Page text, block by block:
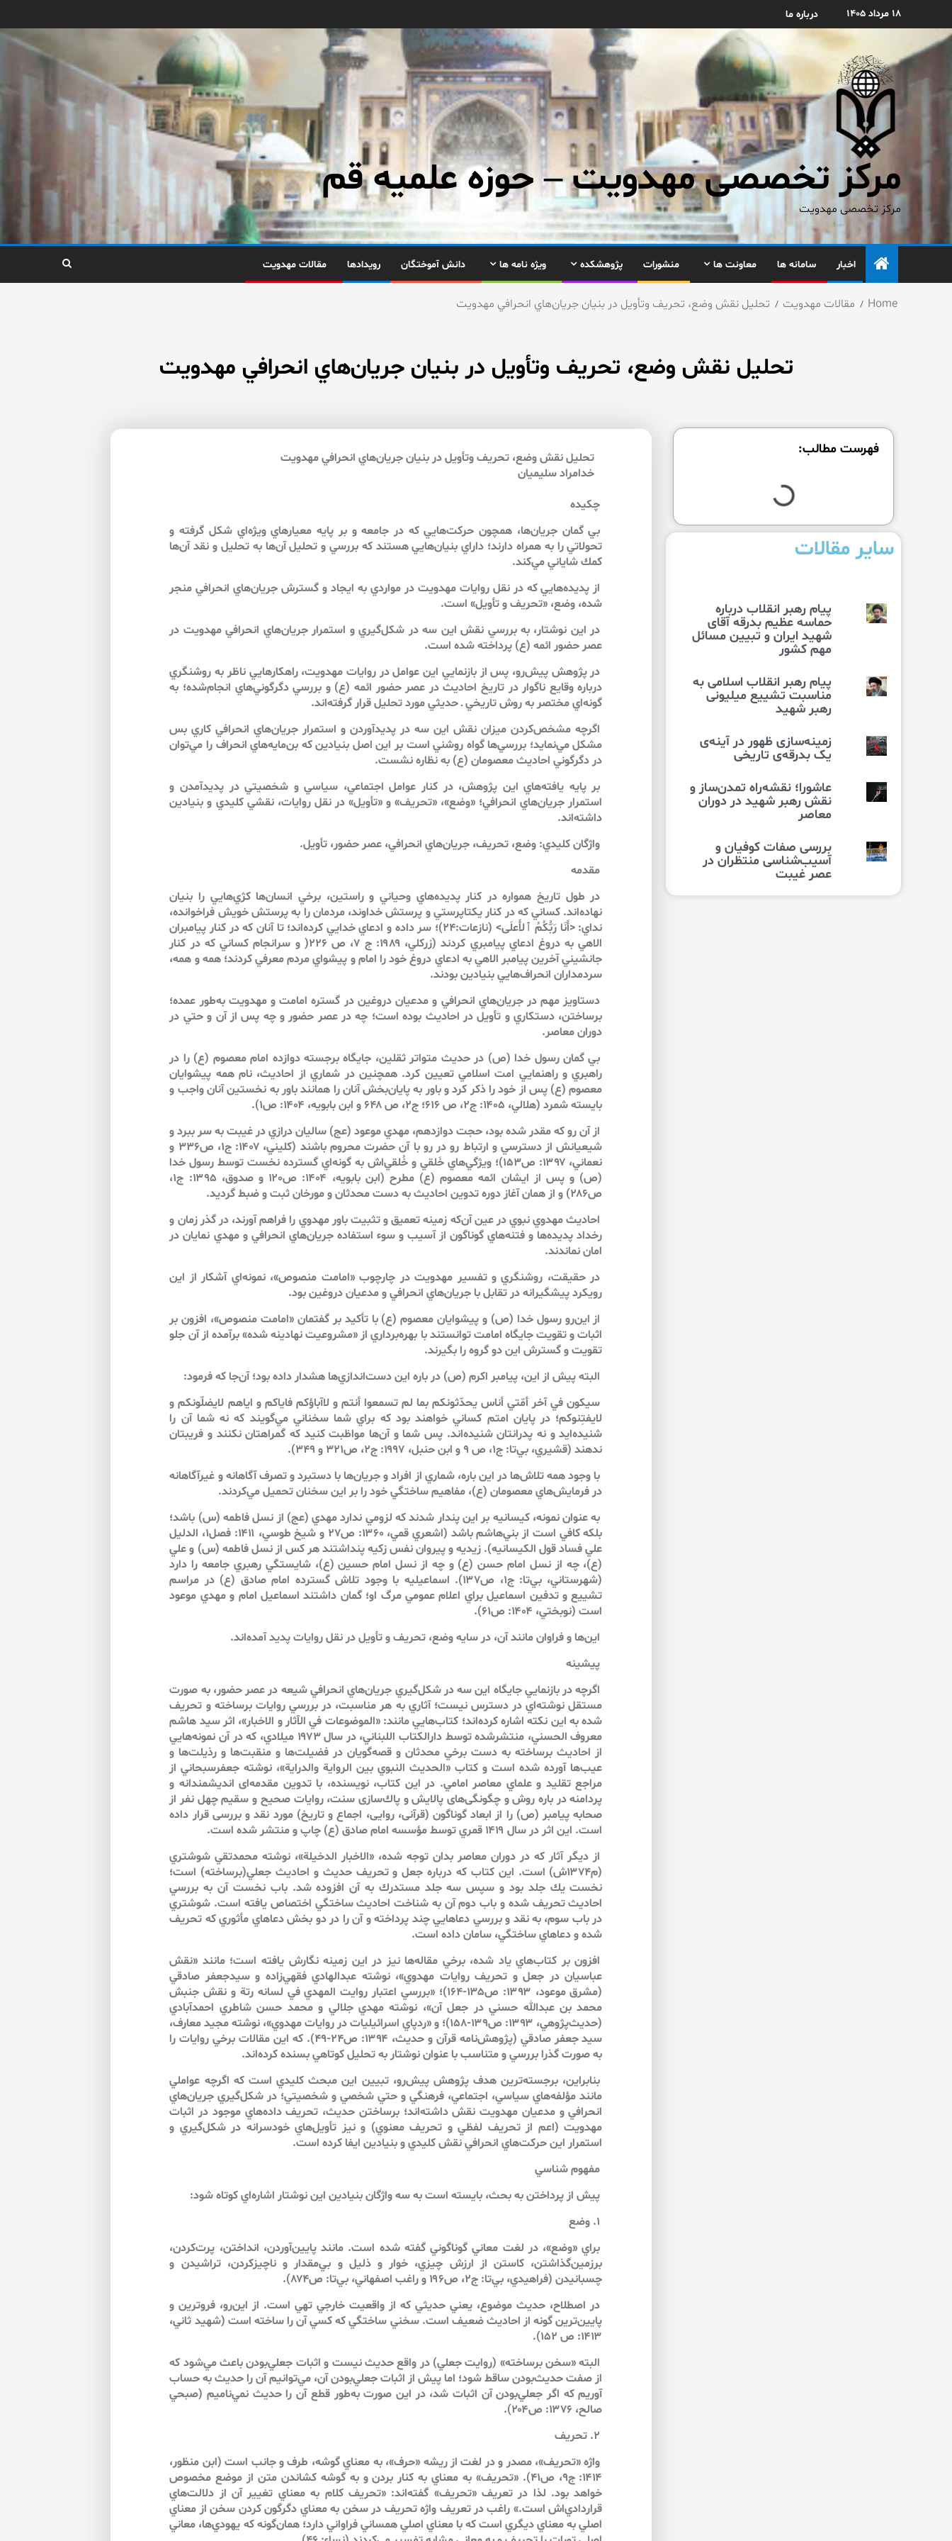
۱۸ مرداد ۱۴۰۵ درباره ما
مرکز تخصصی مهدویت – حوزه علمیه قم
مرکز تخصصی مهدویت
اخبار سامانه ها معاونت ها منشورات پژوهشکده ویژه نامه ها دانش آموختگان رویدادها مقالات مهدویت
Home مقالات مهدویت تحليل نقش وضع، تحريف وتأويل در بنيان جريان‌هاي انحرافي مهدويت
تحليل نقش وضع، تحريف وتأويل در بنيان جريان‌هاي انحرافي مهدويت
فهرست مطالب:
سایر مقالات
پیام رهبر انقلاب درباره
حماسه عظیم بدرقه آقای
شهید ایران و تبیین مسائل
مهم کشور
پیام رهبر انقلاب اسلامی به
مناسبت تشییع میلیونی
رهبر شهید
زمینه‌سازی ظهور در آینه‌ی
یک بدرقه‌ی تاریخی
عاشورا؛ نقشه‌راه تمدن‌ساز و
نقش رهبر شهید در دوران
معاصر
بررسی صفات کوفیان و
آسیب‌شناسی منتظران در
عصر غیبت
تحليل نقش وضع، تحريف وتأويل در بنيان جريان‌هاي انحرافي مهدويت
خدامراد سليميان
چكيده
بي گمان جريان‌ها،‌ همچون حركت‌هايي كه در جامعه و بر پايه معيارهاي ويژه‌اي شكل گرفته و
تحولاتي را به همراه دارند؛ داراي بنيان‌هايي هستند كه بررسي و تحليل آن‌ها به تحليل و نقد آن‌ها
كمك شاياني مي‌كند.
از پديده‌هايي كه در نقل روايات مهدويت در مواردي به ايجاد و گسترش جريان‌هاي انحرافي منجر
شده، وضع، «تحريف و تأويل» است.
در اين نوشتار، به بررسي نقش اين سه در شكل‌‌گيري و استمرار جريان‌هاي انحرافي مهدويت در
عصر حضور ائمه (ع) پرداخته شده است.
در پژوهش پيش‌رو، پس از بازنمايي اين عوامل در روايات مهدويت، راهكارهايي ناظر به روشنگري
درباره وقايع ناگوار در تاريخ احاديث در عصر حضور ائمه (ع) و بررسي دگرگوني‌هاي انجام‌شده؛ به
گونه‌اي مختصر به روش تاريخي ـ حديثي مورد تحليل قرار گرفته‌اند.
اگرچه مشخص‌كردن ميزان نقش اين سه در پديدآوردن و استمرار جريان‌هاي انحرافي كاري بس
مشكل مي‌نمايد؛ بررسي‌ها گواه روشني است بر اين اصل بنيادين كه بن‌مايه‌هاي انحراف را مي‌توان
در دگرگوني احاديث معصومان (ع) به نظاره نشست.
بر پايه يافته‌هاي اين پژوهش، در كنار عوامل اجتماعي، سياسي و شخصيتي در پديدآمدن و
استمرار جريان‌هاي انحرافي؛ «وضع»، «تحريف» و «تأويل» در نقل روايات، نقشي كليدي و بنيادين
داشته‌اند.
واژگان كليدي: وضع، تحريف، جريان‌هاي انحرافي، عصر حضور، تأويل.
مقدمه
در طول تاريخ همواره در كنار پديده‌هاي وحياني و راستين، برخي انسان‌ها كژي‌هايي را بنيان
نهاده‌اند. كساني كه در كنار يكتاپرستي و پرستش خداوند، مردمان را به پرستش خويش فراخوانده،
نداي: <أَنَا رَبُّكُمُ ٱلأَعلَى> (نازعات:۲۴)؛ سر داده و ادعاي خدايي كرده‌اند؛ تا آنان كه در كنار پيامبران
الاهي به دروغ ادعاي پيامبري كردند (زركلي، ۱۹۸۹: ج ۷، ص ۲۲۶( و سرانجام كساني كه در كنار
جانشيني آخرين پيامبر الاهي به ادعاي دروغ خود را امام و پيشواي مردم معرفي كردند؛ همه و همه،
سردمداران انحراف‌هايي بنيادين بودند.
دستاويز مهم در جريان‌هاي انحرافي و مدعيان دروغين در گستره امامت و مهدويت به‌طور عمده؛
برساختن، دستكاري و تأويل در احاديث بوده است؛ چه در عصر حضور و چه پس از آن و حتي در
دوران معاصر.
بي گمان رسول خدا (ص) در حديث متواتر ثقلين، جايگاه برجسته دوازده امام معصوم (ع) را در
راهبري و راهنمايي امت اسلامي تعيين كرد. همچنين در شماري از احاديث، نام همه پيشوايان
معصوم (ع) پس از خود را ذكر كرد و باور به پايان‌بخش آنان را همانند باور به نخستين آنان واجب و
بايسته شمرد (هلالي، ۱۴۰۵: ج۲، ص ۶۱۶؛ ج۲، ص ۶۴۸ و ابن بابويه، ۱۴۰۴: ص۱).
از آن رو كه مقدر شده بود، حجت دوازدهم، مهدي موعود (عج) ساليان درازي در غيبت به سر ببرد و
شيعيانش از دسترسي و ارتباط رو در رو با آن حضرت محروم باشند (كليني، ۱۴۰۷: ج۱، ص۳۳۶ و
نعماني، ۱۳۹۷: ص۱۵۳)؛ ويژگي‌هاي خَلقي و خُلقي‌اش به گونه‌اي گسترده نخست توسط رسول خدا
(ص) و پس از ايشان ائمه معصوم (ع) مطرح (ابن بابويه، ۱۴۰۴: ص۱۲۰ و صدوق، ۱۳۹۵: ج۱،
ص۲۸۶) و از همان آغاز دوره تدوين احاديث به دست محدثان و مورخان ثبت و ضبط گرديد.
احاديث مهدوي نبوي در عين آن‌كه زمينه تعميق و تثبيت باور مهدوي را فراهم آورند، در گذر زمان و
رخداد پديده‌ها و فتنه‌هاي گوناگون از آسيب و سوء ‌استفاده جريان‌هاي انحرافي و مهدي ‌نمايان در
امان نماندند.
در حقيقت، روشنگري و تفسير مهدويت در چارچوب «امامت منصوص»، نمونه‌اي آشكار از اين
رويكرد پيشگيرانه در تقابل با جريان‌هاي انحرافي و مدعيان دروغين بود.
از اين‌‌رو رسول خدا (ص) و پيشوايان معصوم (ع) با تأكيد بر گفتمان «امامت منصوص»، افزون بر
اثبات و تقويت جايگاه امامت توانستند با بهره‌برداري از «مشروعيت نهادينه شده» برآمده از آن جلو
تقويت و گسترش اين دو گروه را بگيرند.
البته پيش از اين، پيامبر اكرم (ص) در باره اين دست‌ا‌ندازي‌ها هشدار داده بود؛ آن‌جا كه فرمود:
سيكون في آخر أمّتي أناس يحدّثونكم بما‌ لم‌ تسمعوا‌ أنتم و لاآباؤكم فاياكم و اياهم لايضلّونكم و
لايفتِنوكم؛ در پايان امتم كساني‌ خواهند‌ بود كه براي شما سخناني مي‌گويند كه نه شما آن را
شنيده‌ايد و نه پدرانتان شنيده‌اند. پس شما‌ و آن‌ها مواظبت‌ كنيد كه گمراهتان نكنند و فريبتان
ندهند (قشيري، بي‌تا: ج۱، ص ۹ و ابن حنبل، ۱۹۹۷: ج۲، ص۳۲۱‌ و ۳۴۹‌).
با وجود همه تلاش‌ها در اين باره، شماري از افراد و جريان‌ها با دستبرد و تصرف آگاهانه و غيرآگاهانه
در فرمايش‌هاي معصومان (ع)، مفاهيم ساختگي خود را بر اين سخنان تحميل مي‌كردند.
به عنوان نمونه، كيسانيه بر اين پندار شدند كه لزومي ندارد مهدي (عج) از نسل فاطمه (س) باشد؛
بلكه كافي است از بني‌هاشم باشد (اشعري قمي، ۱۳۶۰: ص۲۷ و شيخ طوسي، ۱۴۱۱: فصل۱، الدليل
علي فساد قول الكيسانيه). زيديه و پيروان نفس زكيه پنداشتند هر كس از نسل فاطمه (س) و علي
(ع)، چه از نسل امام حسن (ع) و چه از نسل امام حسين (ع)، شايستگي رهبري جامعه را دارد
(شهرستاني، بي‌تا: ج۱، ص۱۳۷). اسماعيليه با وجود تلاش گسترده امام صادق (ع) در مراسم
تشييع و تدفين اسماعيل براي اعلام عمومي مرگ او؛ گمان داشتند اسماعيل امام و مهدي موعود
است (نوبختي، ۱۴۰۴: ص۶۱).
اين‌ها و فراوان مانند آن، در سايه وضع، تحريف و تأويل در نقل روايات پديد آمده‌اند.
پيشينه
اگرچه در بازنمايي جايگاه اين سه در شكل‌گيري جريان‌هاي انحرافي شيعه در عصر حضور، به صورت
مستقل نوشته‌اي در دسترس نيست؛ آثاري به هر مناسبت، در بررسي روايات برساخته و تحريف
شده به اين نكته اشاره كرده‌اند؛ كتاب‌هايي مانند: «الموضوعات في الآثار و الاخبار»، اثر سيد هاشم
معروف‌ الحسني، منتشرشده توسط دارالكتاب اللبناني، در سال ۱۹۷۳ ميلادي، كه در آن نمونه‌هايي‌
از‌ احاديث برساخته به دست برخي محدثان و قصه‌گويان در فضيلت‌ها و منقبت‌ها و رذيلت‌ها و
عيب‌ها آورده شده است و كتاب «الحديث النبوي بين الرواية والدراية»، نوشته جعفرسبحاني از
مراجع تقليد و علماي معاصر امامي. در اين كتاب، نويسنده، با تدوين مقدمه‌اى انديشمندانه و
پردامنه در باره روش و چگونگى‌هاى پالايش و پاك‌سازى سنت، روايات صحيح و سقيم چهل نفر از
صحابه پيامبر (ص) را از ابعاد گوناگون (قرآنى، روايى، اجماع و تاريخ) مورد نقد و بررسى قرار داده
است. اين اثر در سال ۱۴۱۹ قمري توسط مؤسسه امام صادق (ع) چاپ و منتشر شده است.
از ديگر آثار كه در دوران معاصر بدان توجه شده، «الاخبار الدخيلة»، نوشته محمدتقي شوشتري
(م۱۳۷۴ش) است. اين كتاب كه درباره جعل و تحريف حديث و احاديث جعلي(برساخته) است؛
نخست يك جلد بود و سپس سه جلد مستدرك به آن افزوده شد. باب نخست آن به بررسي
احاديث تحريف‌ شده و باب دوم آن به شناخت احاديث ساختگي اختصاص يافته است. شوشتري
در باب سوم، به نقد و بررسي دعاهايي چند پرداخته‌ و آن را در دو بخش دعاهاي مأثوري كه تحريف
شده و دعاهاي ساختگي، سامان داده است.
افزون بر كتاب‌هاي ياد شده، برخي مقاله‌ها نيز در اين زمينه نگارش يافته است؛ مانند «نقش
عباسيان در جعل و تحريف روايات مهدوي»، نوشته عبدالهادي فقهي‌زاده و سيدجعفر صادقي
(مشرق موعود، ۱۳۹۳: ص۱۳۵-۱۶۴)؛ «بررسي اعتبار روايت المهدي في لسانه رتة‌ و نقش جنبش
محمد بن عبدالله حسني در جعل آن»، نوشته مهدي جلالي و محمد حسن شاطري احمدآبادي
(حديث‌پژوهي، ۱۳۹۳: ص۱۳۹-۱۵۸)؛ و «ردپاي اسرائيليات در روايات مهدوي»، نوشته مجيد معارف،
سيد جعفر صادقي (پژوهش‌نامه قرآن و حديث، ۱۳۹۴: ص۲۴-۴۹). كه اين مقالات برخي روايات را
به صورت گذرا بررسي و متناسب با عنوان نوشتار به تحليل كوتاهي بسنده كرده‌اند.
بنابراين، برجسته‌ترين هدف پژوهش پيش‌رو، تبيين اين مبحث كليدي است كه اگرچه عواملي
مانند مؤلفه‌هاي سياسي، اجتماعي، فرهنگي و حتي شخصي و شخصيتي؛ در شكل‌گيري جريان‌هاي
انحرافي و مدعيان مهدويت نقش داشته‌اند؛ برساختن حديث، تحريف داده‌هاي موجود در اثبات
مهدويت (اعم از تحريف لفظي و تحريف معنوي) و نيز تأويل‌هاي خودسرانه در شكل‌گيري و
استمرار اين حركت‌هاي انحرافي نقش كليدي و بنيادين ايفا كرده است.
مفهوم شناسي
پيش از پرداختن به بحث، بايسته است به سه واژگان بنيادين اين نوشتار اشاره‌اي كوتاه شود:
۱. وضع
براي «وضع»، در لغت معاني‌ گوناگوني گفته شده است. مانند پايين‌آوردن، انداختن، پرت‌كردن،
برزمين‌گذاشتن، كاستن از ارزش چيزي، خوار و ذليل و بي‌مقدار و ناچيزكردن، تراشيدن و
چسبانيدن (فراهيدي، بي‌تا: ج۲، ص۱۹۶ و راغب اصفهاني، بي‌تا: ص۸۷۴).
در اصطلاح، حديث موضوع، يعني حديثي كه از واقعيت خارجي تهي است. از اين‌‌رو، فروترين و
پايين‌ترين گونه از احاديث ضعيف است. سخني ساختگي كه كسي آن را ساخته است (شهيد ثاني،
۱۴۱۳: ص ۱۵۲).
البته «سخن برساخته» (روايت جعلي) در واقع حديث نيست‌ و اثبات جعلي‌بودن باعث مي‌شود كه
از صفت حديث‌بودن ساقط شود؛ اما پيش از اثبات جعلي‌بودن آن، مي‌توانيم آن را‌ حديث‌ به حساب
آوريم كه اگر جعلي‌بودن آن اثبات شد، در اين صورت به‌طور قطع آن را حديث نمي‌ناميم (صبحي
صالح، ۱۳۷۶: ص۲۰۴).
۲. تحريف
واژه «تحريف»، مصدر و در لغت از ريشه «حرف»، به معناي گوشه، طرف و جانب است (ابن منظور،
۱۴۱۴: ج۹، ص۴۱). «تحريف» به معناي به كنار بردن و به گوشه كشاندن متن از موضع مخصوص
خواهد بود. لذا در تعريف «تحريف» گفته‌اند: «تحريف كلام به معناي تغيير آن از دلالت‌‌هاي
قراردادي‌‌اش است.» راغب در تعريف واژه تحريف در سخن به معناي دگرگون كردن سخن از معناي
اصلي به معناي ديگري است كه با معناي اصلي همساني فراواني دارد؛ همان‌گونه كه يهودي‌ها، معاني